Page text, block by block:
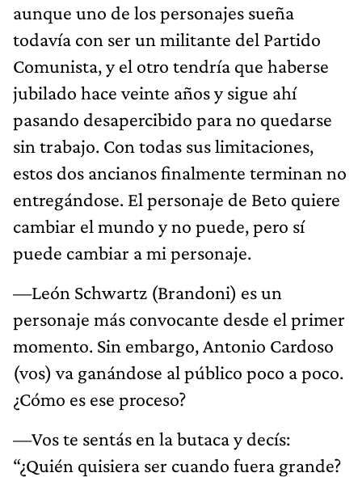
aunque uno de los personajes sueña
todavía con ser un militante del Partido
Comunista, y el otro tendría que haberse
jubilado hace veinte años y sigue ahí
pasando desapercibido para no quedarse
sin trabajo. Con todas sus limitaciones,
estos dos ancianos finalmente terminan no
entregándose. El personaje de Beto quiere
cambiar el mundo y no puede, pero sí
puede cambiar a mi personaje.
—León Schwartz (Brandoni) es un
personaje más convocante desde el primer
momento. Sin embargo, Antonio Cardoso
(vos) va ganándose al público poco a poco.
¿Cómo es ese proceso?
—Vos te sentás en la butaca y decís:
“¿Quién quisiera ser cuando fuera grande?